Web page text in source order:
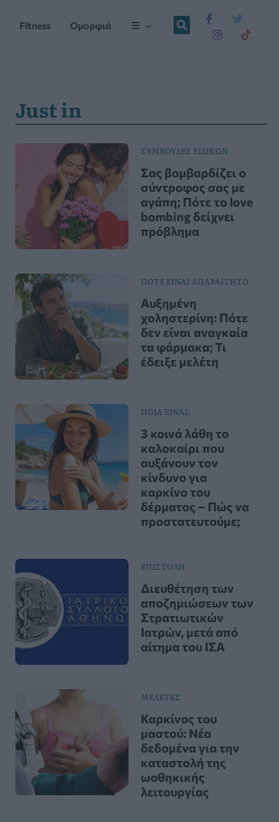
Fitness Ομορφιά ☰
Just in
ΣΥΜΒΟΥΛΕΣ ΕΙΔΙΚΩΝ
Σας βομβαρδίζει ο
σύντροφος σας με
αγάπη; Πότε το love
bombing δείχνει
πρόβλημα
ΠΟΤΕ ΕΙΝΑΙ ΑΠΑΡΑΙΤΗΤΟ
Αυξημένη
χοληστερίνη: Πότε
δεν είναι αναγκαία
τα φάρμακα; Τι
έδειξε μελέτη
ΠΟΙΑ ΕΙΝΑΙ;
3 κοινά λάθη το
καλοκαίρι που
αυξάνουν τον
κίνδυνο για
καρκίνο του
δέρματος – Πώς να
προστατευτούμε;
ΕΠΙΣΤΟΛΗ
Διευθέτηση των
αποζημιώσεων των
Στρατιωτικών
Ιατρών, μετά από
αίτημα του ΙΣΑ
ΜΕΛΕΤΕΣ
Καρκίνος του
μαστού: Νέα
δεδομένα για την
καταστολή της
ωοθηκικής
λειτουργίας